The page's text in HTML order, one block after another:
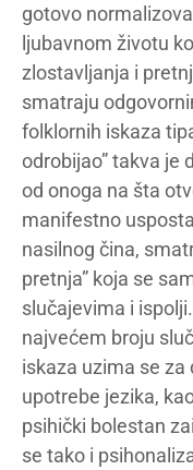
gotovo
ljubavnom životu
zlostavljanja i
smatraju
folklornih iskaza
odrobijao” takva je
od onoga na šta
manifestno
nasilnog čina,
pretnja” koja se
slučajevima i
najvećem broju
iskaza uzima se
upotrebe jezika,
psihički bolestan
se tako i